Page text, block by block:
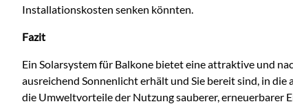
Installationskosten senken könnten.
Fazit
Ein Solarsystem für Balkone bietet eine attraktive und
ausreichend Sonnenlicht erhält und Sie bereit sind, in
die Umweltvorteile der Nutzung sauberer, erneuerbarer